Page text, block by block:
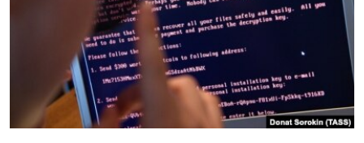
ᲛᲝᲚᲐᲞᲐᲠᲐᲙᲔ ᲢᲔᲥᲡᲢᲔᲑᲘ
ᲨᲘᲜ - ᲣᲪᲮᲝᲔᲗᲨᲘ
ᲚᲘᲢᲔᲠᲐᲢᲣᲠᲣᲚᲘ ᲬᲐᲮᲜᲐᲒᲔᲑᲘ
ᲐᲛᲔᲠᲘᲙᲣᲚᲘ ᲛᲝᲗᲮᲠᲝᲑᲐ
ᲘᲛᲞᲔᲠᲘᲐ ᲓᲐ ᲠᲐᲓᲘᲝ
ᲩᲔᲛᲘ ᲡᲘᲙᲕᲓᲘᲚᲘᲡ ᲛᲘᲖᲔᲖᲘᲐ COVID-19
11 ᲬᲔᲚᲘ - 11 ᲐᲛᲑᲐᲕᲘ
ᲡᲐᲞᲐᲠᲚᲐᲛᲔᲜᲢᲝ ᲐᲠᲩᲔᲕᲜᲔᲑᲘᲡ ᲘᲡᲢᲝᲠᲘᲐ
ᲑᲐᲕᲨᲕᲔᲑᲘ ᲞᲠᲝᲡᲢᲘᲢᲣᲪᲘᲐᲨᲘ - ᲐᲛᲝᲣᲗᲥᲛᲔᲚᲘ ᲐᲛᲑᲐᲕᲘ
5 ᲐᲛᲑᲐᲕᲘ - 20 ᲘᲕᲜᲘᲡᲡ ᲓᲐᲨᲐᲕᲔᲑᲣᲚᲔᲑᲘ
რთე/რთ-ის ყველა საიტი